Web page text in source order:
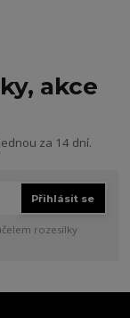
akce
za 14 dní.
Přihlásit se
rozesílky